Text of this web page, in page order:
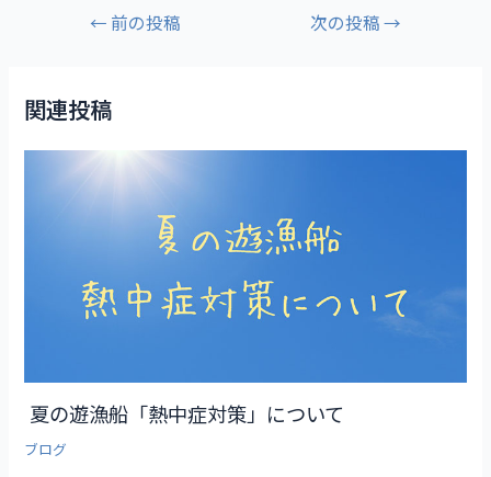
← 前の投稿 次の投稿→
関連投稿
夏の遊漁船「熱中症対策」について
ブログ